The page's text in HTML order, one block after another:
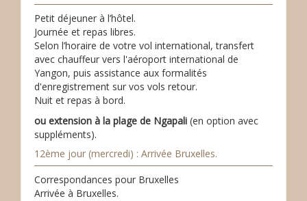
Petit déjeuner à l’hôtel.
Journée et repas libres.
Selon l’horaire de votre vol international, transfert
avec chauffeur vers l'aéroport international de
Yangon, puis assistance aux formalités
d'enregistrement sur vos vols retour.
Nuit et repas à bord.
ou extension à la plage de Ngapali (en option avec
suppléments).
12ème jour (mercredi) : Arrivée Bruxelles.
Correspondances pour Bruxelles
Arrivée à Bruxelles.